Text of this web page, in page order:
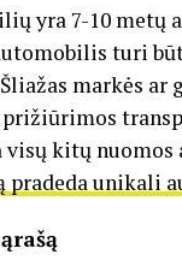
yra 7-10
turi
markės ar
kitų
pradeda unikali